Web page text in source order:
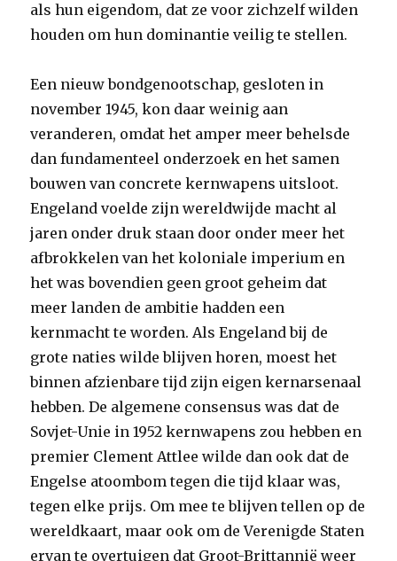
als hun eigendom, dat ze voor zichzelf wilden
houden om hun dominantie veilig te stellen.
Een nieuw bondgenootschap, gesloten in
november 1945, kon daar weinig aan
veranderen, omdat het amper meer behelsde
dan fundamenteel onderzoek en het samen
bouwen van concrete kernwapens uitsloot.
Engeland voelde zijn wereldwijde macht al
jaren onder druk staan door onder meer het
afbrokkelen van het koloniale imperium en
het was bovendien geen groot geheim dat
meer landen de ambitie hadden een
kernmacht te worden. Als Engeland bij de
grote naties wilde blijven horen, moest het
binnen afzienbare tijd zijn eigen kernarsenaal
hebben. De algemene consensus was dat de
Sovjet-Unie in 1952 kernwapens zou hebben en
premier Clement Attlee wilde dan ook dat de
Engelse atoombom tegen die tijd klaar was,
tegen elke prijs. Om mee te blijven tellen op de
wereldkaart, maar ook om de Verenigde Staten
ervan te overtuigen dat Groot-Brittannië weer